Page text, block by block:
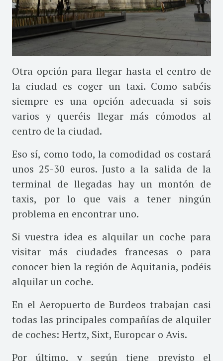
Otra opción para llegar hasta el centro de
la ciudad es coger un taxi. Como sabéis
siempre es una opción adecuada si sois
varios y queréis llegar más cómodos al
centro de la ciudad.
Eso sí, como todo, la comodidad os costará
unos 25-30 euros. Justo a la salida de la
terminal de llegadas hay un montón de
taxis, por lo que vais a tener ningún
problema en encontrar uno.
Si vuestra idea es alquilar un coche para
visitar más ciudades francesas o para
conocer bien la región de Aquitania, podéis
alquilar un coche.
En el Aeropuerto de Burdeos trabajan casi
todas las principales compañías de alquiler
de coches: Hertz, Sixt, Europcar o Avis.
Por último, y según tiene previsto el